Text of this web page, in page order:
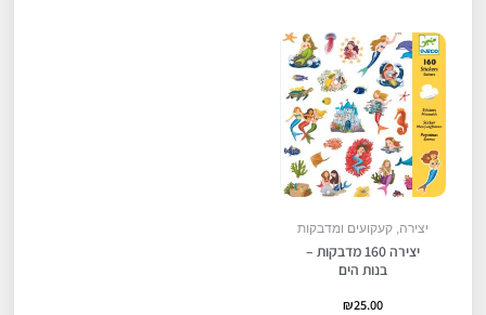
יצירה, קעקועים ומדבקות
יצירה 160 מדבקות –
בנות הים
₪25.00